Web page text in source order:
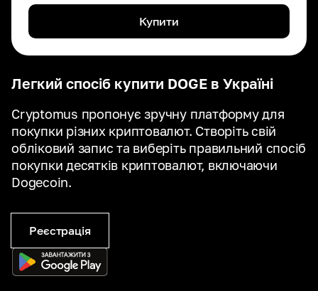
Легкий спосіб купити DOGE в Україні
Cryptomus пропонує зручну платформу для
покупки різних криптовалют. Створіть свій
обліковий запис та виберіть правильний спосіб
покупки десятків криптовалют, включаючи
Dogecoin.
Реєстрація
Купити